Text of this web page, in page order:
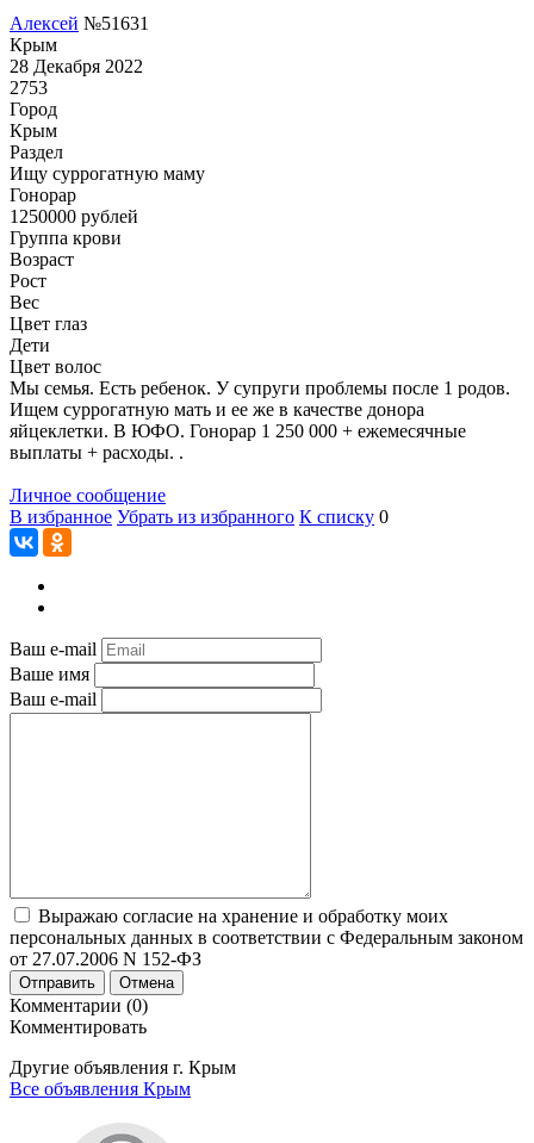
Алексей №51631
Крым
28 Декабря 2022
2753
Город
Крым
Раздел
Ищу суррогатную маму
Гонoрар
1250000 рублей
Группа крови
Возраст
Рост
Вес
Цвет глаз
Дети
Цвет волос
Мы семья. Есть ребенок. У супруги проблемы после 1 родов.
Ищем суррогатную мать и ее же в качестве донора
яйцеклетки. В ЮФО. Гонорар 1 250 000 + ежемесячные
выплаты + расходы. .
Личное сообщение
В избранное Убрать из избранного К списку 0
Ваш e-mail
Ваше имя
Ваш e-mail
Выражаю согласие на хранение и обработку моих
персональных данных в соответствии с Федеральным законом
от 27.07.2006 N 152-ФЗ
Отправить Отмена
Комментарии (0)
Комментировать
Другие объявления г. Крым
Все объявления Крым